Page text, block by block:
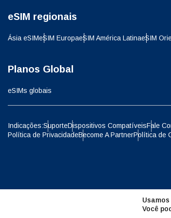
eSIM regionais
Ásia eSIMeSIM EuropaeSIM América LatinaeSIM
Planos Global
eSIMs globais
Indicações:SuporteDispositivos CompatíveisFale
Política de PrivacidadeBecome A PartnerPolítica de
Você